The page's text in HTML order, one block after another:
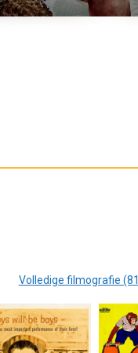
Volledige filmografie